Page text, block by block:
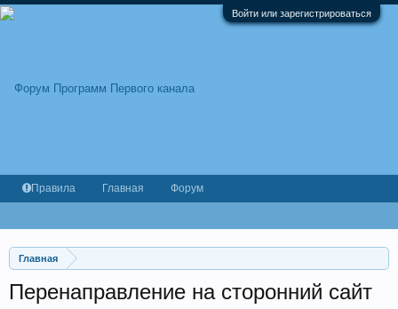
Войти или зарегистрироваться
Главная
Перенаправление на сторонний сайт
Правила Главная Форум